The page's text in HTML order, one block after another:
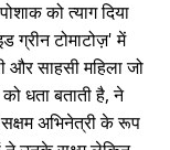
को त्याग दिया
ग्रीन टोमाटोज़' में
साहसी महिला जो
धता बताती है, ने
अभिनेत्री के रूप